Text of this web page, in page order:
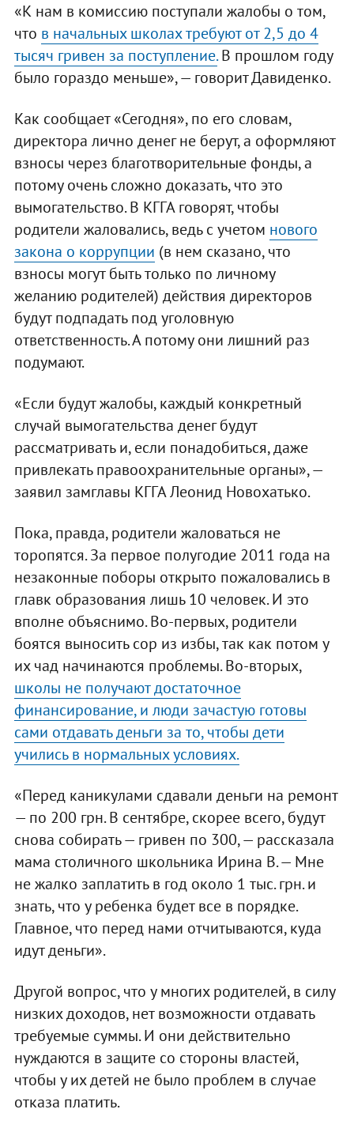
«К нам в комиссию поступали жалобы о том,
что в начальных школах требуют от 2,5 до 4
тысяч гривен за поступление.В прошлом году
было гораздо меньше», — говорит Давиденко.
Как сообщает «Сегодня», по его словам,
директора лично денег не берут, а оформляют
взносы через благотворительные фонды, а
потому очень сложно доказать, что это
вымогательство. В КГГА говорят, чтобы
родители жаловались, ведь с учетом нового
закона о коррупции (в нем сказано, что
взносы могут быть только по личному
желанию родителей) действия директоров
будут подпадать под уголовную
ответственность. А потому они лишний раз
подумают.
«Если будут жалобы, каждый конкретный
случай вымогательства денег будут
рассматривать и, если понадобиться, даже
привлекать правоохранительные органы», —
заявил замглавы КГГА Леонид Новохатько.
Пока, правда, родители жаловаться не
торопятся. За первое полугодие 2011 года на
незаконные поборы открыто пожаловались в
главк образования лишь 10 человек. И это
вполне объяснимо. Во-первых, родители
боятся выносить сор из избы, так как потом у
их чад начинаются проблемы. Во-вторых,
школы не получают достаточное
финансирование, и люди зачастую готовы
сами отдавать деньги за то, чтобы дети
учились в нормальных условиях.
«Перед каникулами сдавали деньги на ремонт
— по 200 грн. В сентябре, скорее всего, будут
снова собирать — гривен по 300, — рассказала
мама столичного школьника Ирина В. — Мне
не жалко заплатить в год около 1 тыс. грн. и
знать, что у ребенка будет все в порядке.
Главное, что перед нами отчитываются, куда
идут деньги».
Другой вопрос, что у многих родителей, в силу
низких доходов, нет возможности отдавать
требуемые суммы. И они действительно
нуждаются в защите со стороны властей,
чтобы у их детей не было проблем в случае
отказа платить.